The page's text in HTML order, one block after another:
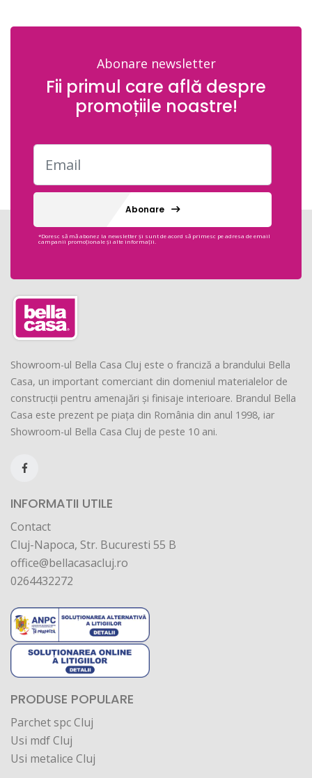
Abonare newsletter
Fii primul care află despre
promoțiile noastre!
Abonare
*Doresc să mă abonez la newsletter și sunt de acord să primesc pe adresa de email
campanii promoționale și alte informații.
Showroom-ul Bella Casa Cluj este o franciză a brandului Bella
Casa, un important comerciant din domeniul materialelor de
construcții pentru amenajări și finisaje interioare. Brandul Bella
Casa este prezent pe piața din România din anul 1998, iar
Showroom-ul Bella Casa Cluj de peste 10 ani.
INFORMATII UTILE
Contact
Cluj-Napoca, Str. Bucuresti 55 B
office@bellacasacluj.ro
0264432272
PRODUSE POPULARE
Parchet spc Cluj
Usi mdf Cluj
Usi metalice Cluj